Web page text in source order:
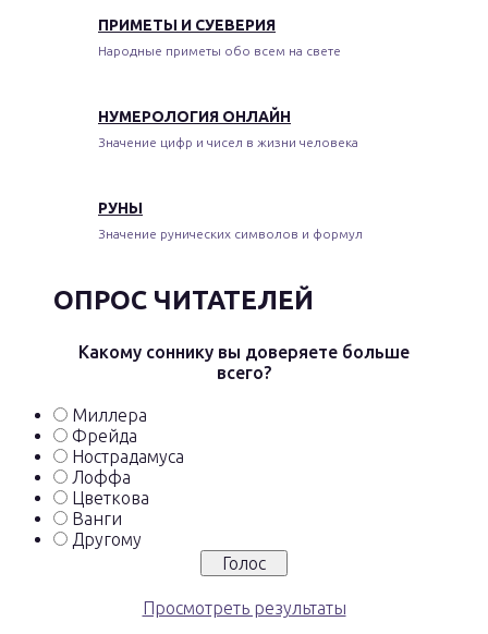
ПРИМЕТЫ И СУЕВЕРИЯ
Народные приметы обо всем на свете
НУМЕРОЛОГИЯ ОНЛАЙН
Значение цифр и чисел в жизни человека
РУНЫ
Значение рунических символов и формул
ОПРОС ЧИТАТЕЛЕЙ
Какому соннику вы доверяете больше
всего?
Миллера
Фрейда
Нострадамуса
Лоффа
Цветкова
Ванги
Другому
Просмотреть результаты